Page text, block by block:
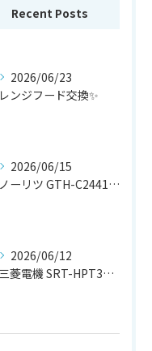
Recent Posts
2026/06/23
レンジフード交換✨
2026/06/15
ノーリツ GTH-C2441AWX から
2026/06/12
三菱電機 SRT-HPT37W7 から